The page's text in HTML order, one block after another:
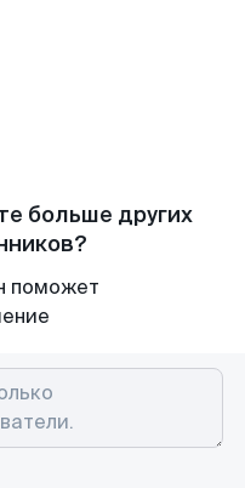
больше других
поможет